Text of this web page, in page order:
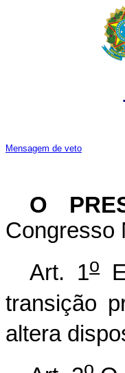
Mensagem de veto
O
Congresso
Art. 1o
transição
altera